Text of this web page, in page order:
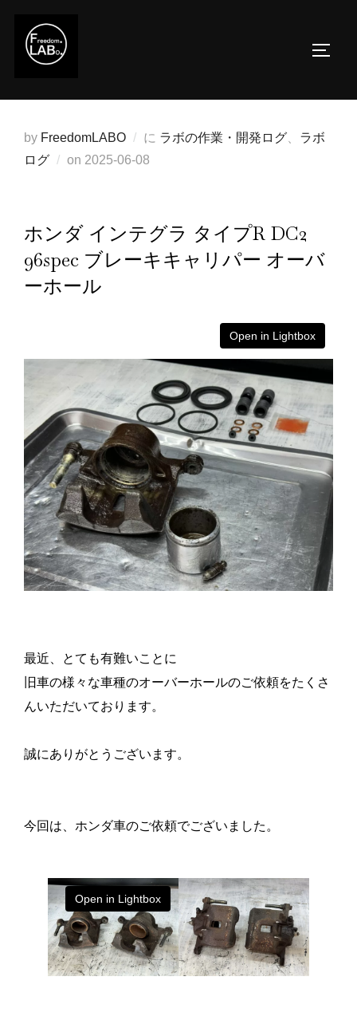
ツ
by FreedomLABO に ラボの作業・開発ログ
ラボ
ログ
on 投
2025-06-08
ホンダ インテグラ タイプR DC2
96spec ブレーキキャリパー オーバ
ーホール
Open in Lightbox
最近、とても有難いことに
旧車の様々な車種のオーバーホールのご依頼をたくさ
んいただいております。
誠にありがとうございます。
今回は、ホンダ車のご依頼でございました。
Open in Lightbox